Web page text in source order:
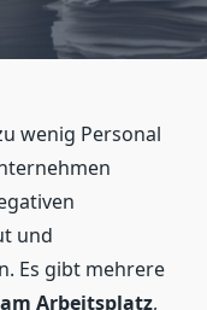
wenig Personal
und
Es gibt mehrere
Arbeitsplatz,